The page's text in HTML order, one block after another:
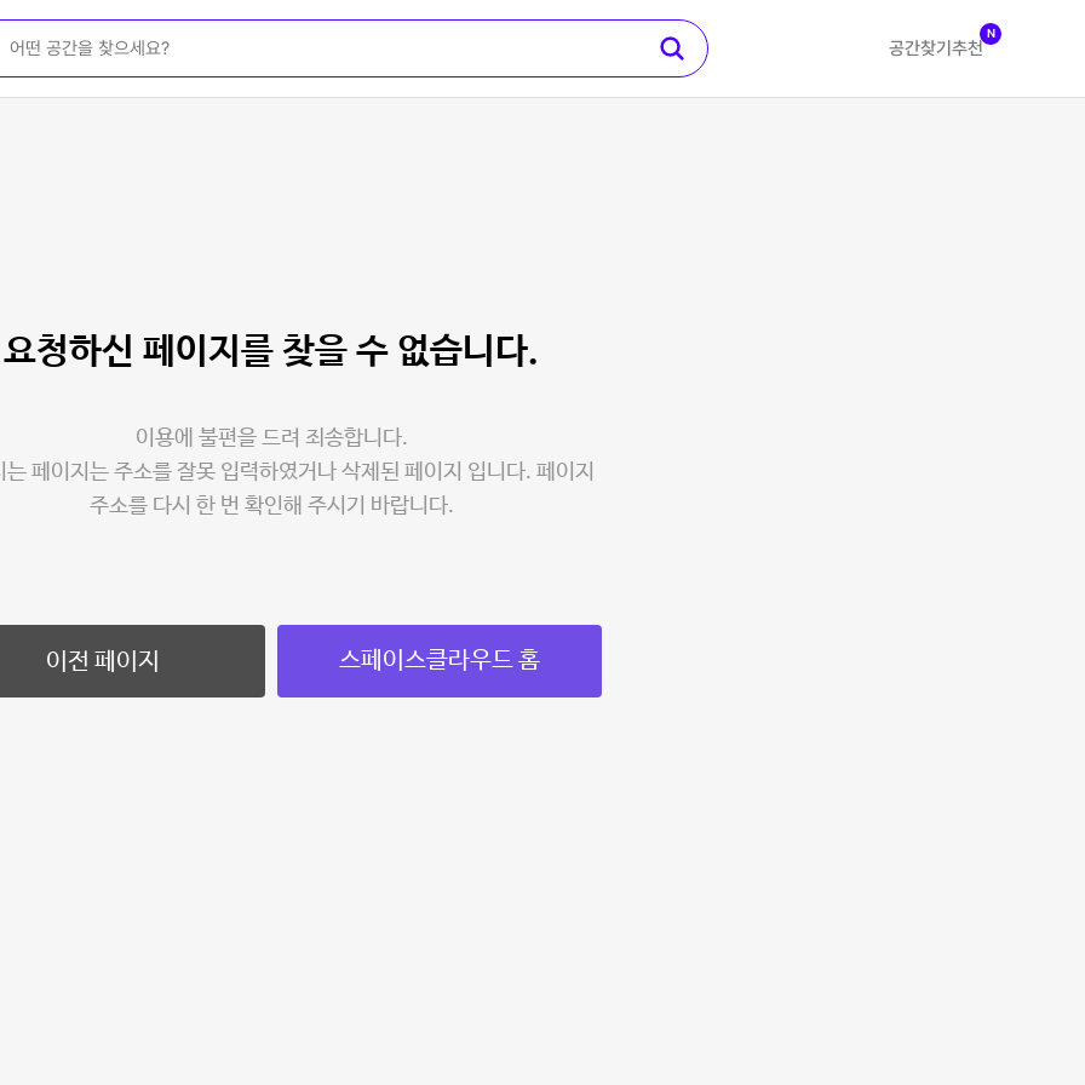
공간찾기 추천
N
요청하신 페이지를 찾을 수 없습니다.
이용에 불편을 드려 죄송합니다.
는 페이지는 주소를 잘못 입력하였거나 삭제된 페이지 입니다. 페이지
주소를 다시 한 번 확인해 주시기 바랍니다.
이전 페이지 스페이스클라우드 홈